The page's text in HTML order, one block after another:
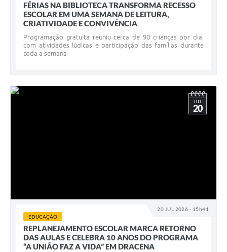
FÉRIAS NA BIBLIOTECA TRANSFORMA RECESSO
ESCOLAR EM UMA SEMANA DE LEITURA,
CRIATIVIDADE E CONVIVÊNCIA
Programação gratuita reuniu cerca de 90 crianças por dia,
com atividades lúdicas e participação das famílias durante
toda a semana
20 JUL 2026 - 15h41
JUL
20
EDUCAÇÃO
REPLANEJAMENTO ESCOLAR MARCA RETORNO
DAS AULAS E CELEBRA 10 ANOS DO PROGRAMA
“A UNIÃO FAZ A VIDA” EM DRACENA